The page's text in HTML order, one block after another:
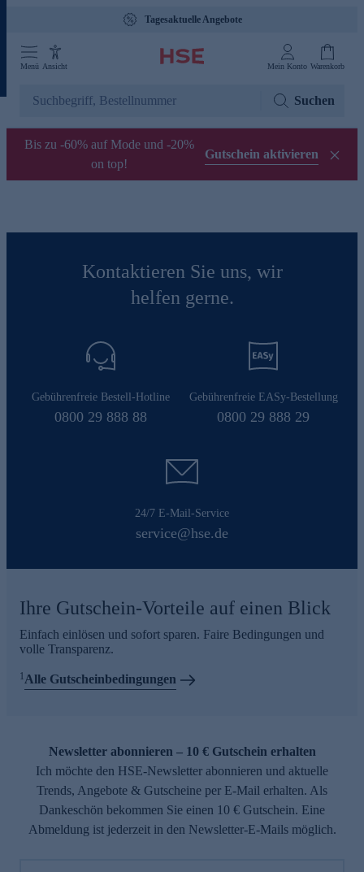
Tagesaktuelle Angebote
Menü Ansicht Mein Konto Warenkorb
Suchen
Bis zu -60% auf Mode und -20%
on top!
Gutschein aktivieren
Kontaktieren Sie uns, wir
helfen gerne.
Gebührenfreie Bestell-Hotline
0800 29 888 88
Gebührenfreie EASy-Bestellung
0800 29 888 29
24/7 E-Mail-Service
service@hse.de
Ihre Gutschein-Vorteile auf einen Blick
Einfach einlösen und sofort sparen. Faire Bedingungen und
volle Transparenz.
1Alle Gutscheinbedingungen
Newsletter abonnieren – 10 € Gutschein erhalten
Ich möchte den HSE-Newsletter abonnieren und aktuelle
Trends, Angebote & Gutscheine per E-Mail erhalten. Als
Dankeschön bekommen Sie einen 10 € Gutschein. Eine
Abmeldung ist jederzeit in den Newsletter-E-Mails möglich.